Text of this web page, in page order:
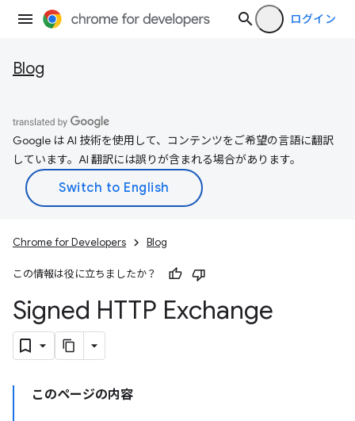
ログイン
Blog
Google は AI 技術を使用して、コンテンツをご希望の言語に翻訳
しています。AI 翻訳には誤りが含まれる場合があります。
Chrome for Developers Blog
この情報は役に立ちましたか？
Signed HTTP Exchange
このページの内容